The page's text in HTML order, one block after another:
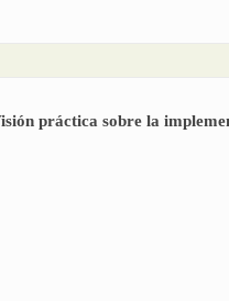
práctica sobre la